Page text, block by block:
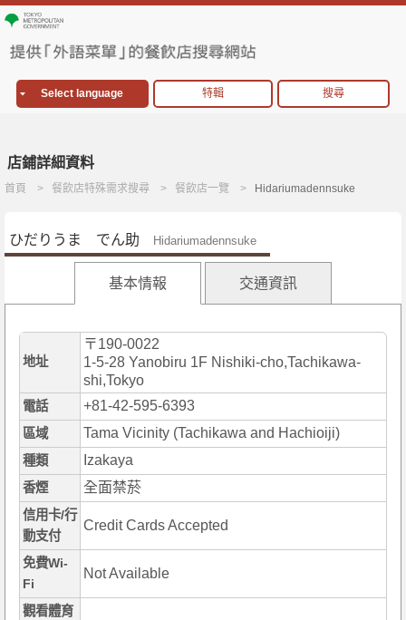
Select language 特輯 搜尋
店鋪詳細資料
首頁 餐飲店特殊需求搜尋 餐飲店一覽 Hidariumadennsuke
ひだりうま でん助 Hidariumadennsuke
基本情報 交通資訊
地址
〒190-0022
1-5-28 Yanobiru 1F Nishiki-cho,Tachikawa-
shi,Tokyo
電話 +81-42-595-6393
區域 Tama Vicinity (Tachikawa and Hachioiji)
種類 Izakaya
香煙 全面禁菸
信用卡/行
動支付
Credit Cards Accepted
免費Wi-
Fi
Not Available
觀看體育